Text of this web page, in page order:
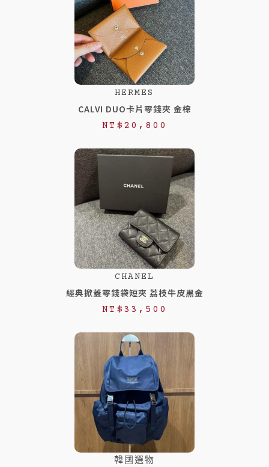
HERMES
CALVI DUO卡片零錢夾 金棕
NT$ 20,800
CHANEL
經典掀蓋零錢袋短夾 荔枝牛皮黑金
NT$ 33,500
韓國選物